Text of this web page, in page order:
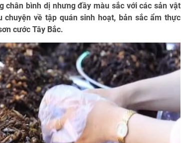
chân bình dị nhưng đầy màu sắc với các sản vật
chuyện về tập quán sinh hoạt, bản sắc ẩm thực
cước Tây Bắc.